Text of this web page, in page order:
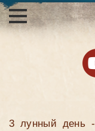
3 лунный день -